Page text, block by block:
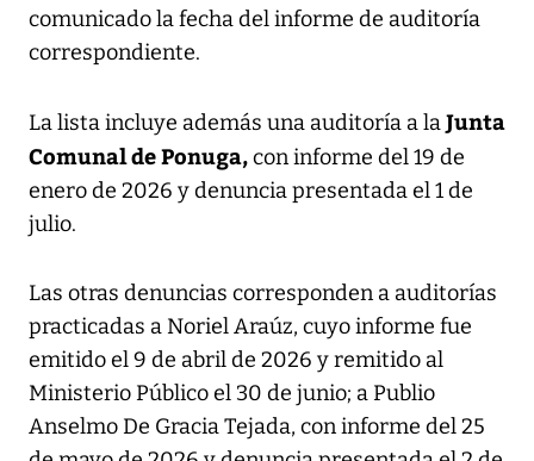
comunicado la fecha del informe de auditoría
correspondiente.
La lista incluye además una auditoría a laJunta
Comunal de Ponuga,con informe del 19 de
enero de 2026 y denuncia presentada el 1 de
julio.
Las otras denuncias corresponden a auditorías
practicadas a Noriel Araúz, cuyo informe fue
emitido el 9 de abril de 2026 y remitido al
Ministerio Público el 30 de junio; a Publio
Anselmo De Gracia Tejada, con informe del 25